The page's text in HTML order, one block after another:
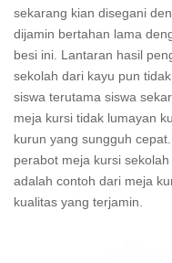
sekarang kian disegani
dijamin bertahan lama
besi ini. Lantaran hasil
sekolah dari kayu pun
siswa terutama siswa
meja kursi tidak lumayan
kurun yang sungguh
perabot meja kursi
adalah contoh dari meja
kualitas yang terjamin.